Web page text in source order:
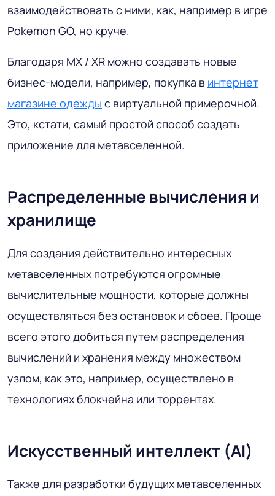
взаимодействовать с ними, как, например в игре
Pokemon GO, но круче.
Благодаря MX / XR можно создавать новые
бизнес-модели, например, покупка в интернет
магазине одежды с виртуальной примерочной.
Это, кстати, самый простой способ создать
приложение для метавселенной.
Распределенные вычисления и
хранилище
Для создания действительно интересных
метавселенных потребуются огромные
вычислительные мощности, которые должны
осуществляться без остановок и сбоев. Проще
всего этого добиться путем распределения
вычислений и хранения между множеством
узлом, как это, например, осуществлено в
технологиях блокчейна или торрентах.
Искусственный интеллект (AI)
Также для разработки будущих метавселенных